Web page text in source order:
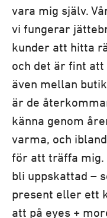
vara mig själv.
vi fungerar
kunder att hitta
och det är fint
även mellan
är de
känna genom
varma, och
för att träffa mig.
bli uppskattad –
present eller ett
att på eyes +